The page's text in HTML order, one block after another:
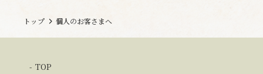
トップ 個人のお客さまへ
TOP